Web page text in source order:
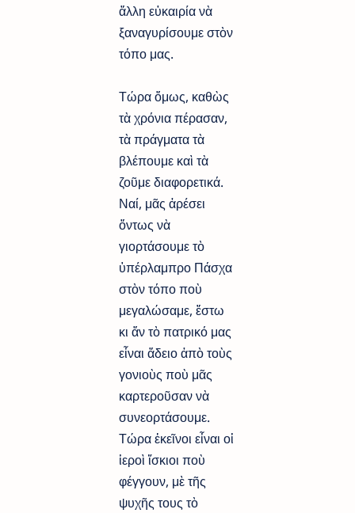
ἄλλη εὐκαιρία νὰ
ξαναγυρίσουμε στὸν
τόπο μας.
Τώρα ὄμως, καθὼς
τὰ χρόνια πέρασαν,
τὰ πράγματα τὰ
βλέπουμε καὶ τὰ
ζοῦμε διαφορετικά.
Ναί, μᾶς ἀρέσει
ὄντως νὰ
γιορτάσουμε τὸ
ὑπέρλαμπρο Πάσχα
στὸν τόπο ποὺ
μεγαλώσαμε, ἔστω
κι ἄν τὸ πατρικό μας
εἶναι ἄδειο ἀπὸ τοὺς
γονιοὺς ποὺ μᾶς
καρτεροῦσαν νὰ
συνεορτάσουμε.
Τώρα ἐκεῖνοι εἶναι οἱ
ἱεροὶ ἴσκιοι ποὺ
φέγγουν, μὲ τῆς
ψυχῆς τους τὸ